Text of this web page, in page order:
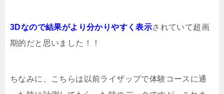
3Dなので結果がより分かりやすく表示されていて超画
期的だと思いました！！
ちなみに、こちらは以前ライザップで体験コースに通